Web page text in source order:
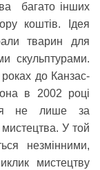
багато інших
коштів. Ідея
тварин для
скульптурами.
до Канзас-
в 2002 році
не лише за
мистецтва. У той
незмінними,
мистецтву